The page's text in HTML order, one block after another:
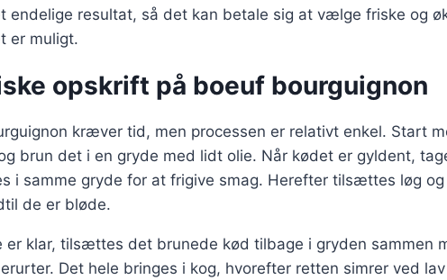
endelige resultat, så det kan betale sig at vælge friske og
er muligt.
opskrift på boeuf bourguignon
kræver tid, men processen er relativt enkel. Start
brun det i en gryde med lidt olie. Når kødet er gyldent,
i samme gryde for at frigive smag. Herefter tilsættes løg
de er bløde.
er klar, tilsættes det brunede kød tilbage i gryden sammen
Det hele bringes i kog, hvorefter retten simrer ved